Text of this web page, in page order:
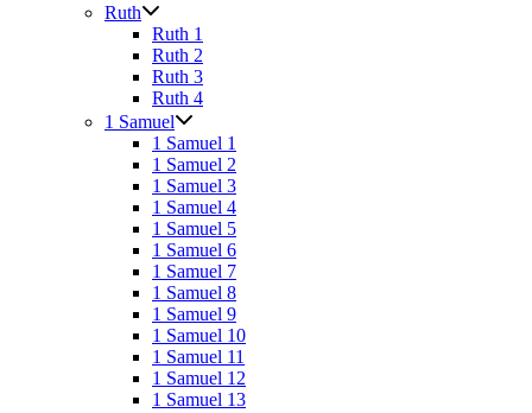
Ruth
Ruth 1
Ruth 2
Ruth 3
Ruth 4
1 Samuel
1 Samuel 1
1 Samuel 2
1 Samuel 3
1 Samuel 4
1 Samuel 5
1 Samuel 6
1 Samuel 7
1 Samuel 8
1 Samuel 9
1 Samuel 10
1 Samuel 11
1 Samuel 12
1 Samuel 13